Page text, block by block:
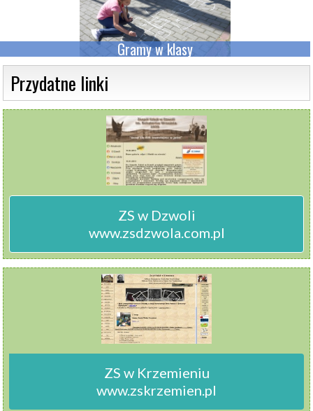
Gramy w klasy
Przydatne linki
ZS w Dzwoli
www.zsdzwola.com.pl
ZS w Krzemieniu
www.zskrzemien.pl